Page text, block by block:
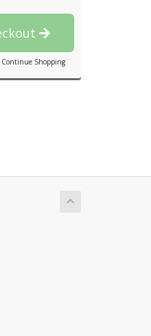
Continue Shopping